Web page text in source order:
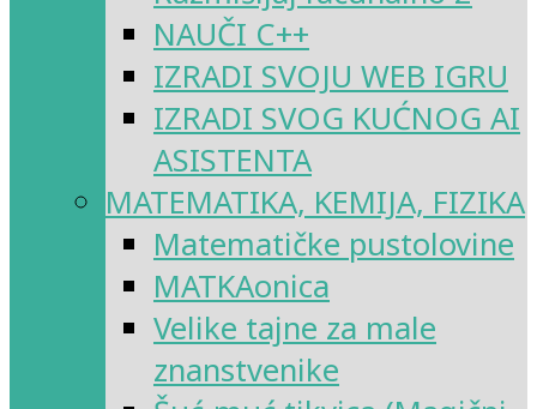
NAUČI C++
IZRADI SVOJU WEB IGRU
IZRADI SVOG KUĆNOG AI
ASISTENTA
MATEMATIKA, KEMIJA, FIZIKA
Matematičke pustolovine
MATKAonica
Velike tajne za male
znanstvenike